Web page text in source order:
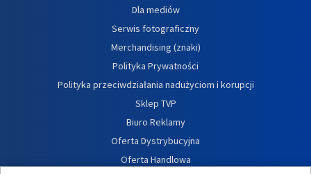
Dla mediów
Serwis fotograficzny
Merchandising (znaki)
Polityka Prywatności
Polityka przeciwdziałania nadużyciom i korupcji
Sklep TVP
Biuro Reklamy
Oferta Dystrybucyjna
Oferta Handlowa